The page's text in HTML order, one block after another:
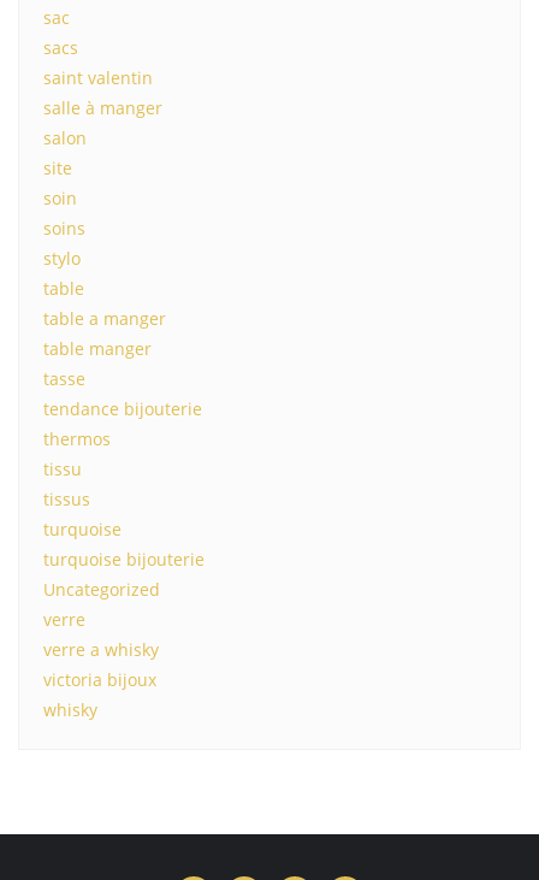
sac
sacs
saint valentin
salle à manger
salon
site
soin
soins
stylo
table
table a manger
table manger
tasse
tendance bijouterie
thermos
tissu
tissus
turquoise
turquoise bijouterie
Uncategorized
verre
verre a whisky
victoria bijoux
whisky